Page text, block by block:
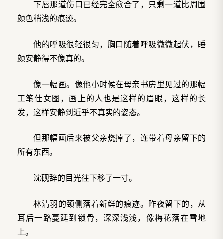
下唇那道伤口已经完全愈合了，只剩一道比周围
颜色稍浅的痕迹。
他的呼吸很轻很匀，胸口随着呼吸微微起伏，睡
颜安静得不像真的。
像一幅画。像他小时候在母亲书房里见过的那幅
工笔仕女图，画上的人也是这样的眉眼，这样的长
发，这样安静到近乎不真实的姿态。
但那幅画后来被父亲烧掉了，连带着母亲留下的
所有东西。
沈砚辞的目光往下移了一寸。
林清羽的颈侧落着新鲜的痕迹。昨夜留下的，从
耳后一路蔓延到锁骨，深深浅浅，像梅花落在雪地
上。